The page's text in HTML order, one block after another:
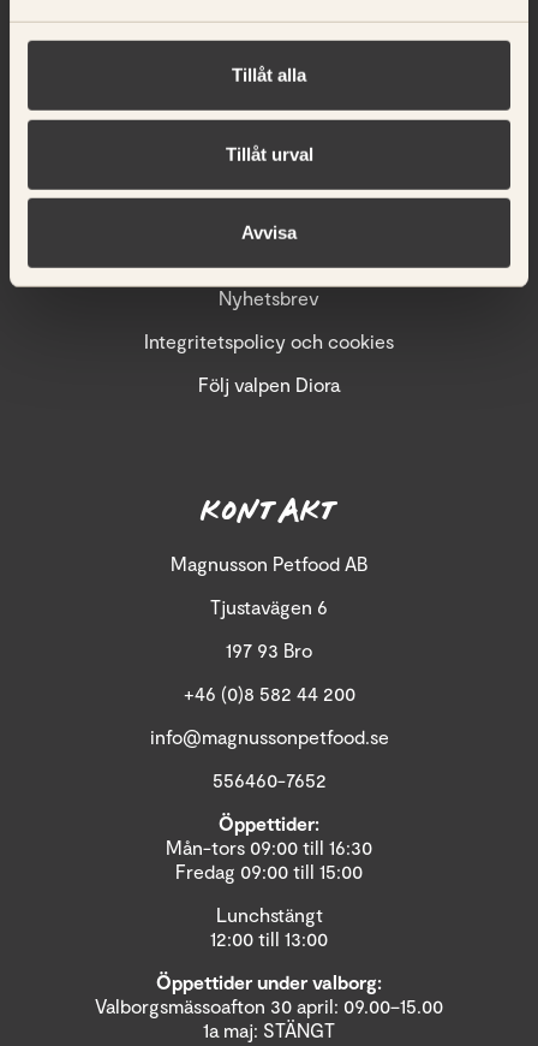
Tillåt alla
Tillåt urval
Avvisa
Om oss
Våra återförsäljare
Kennlar & uppfödare
Nyheter
Nyhetsbrev
Integritetspolicy och cookies
Följ valpen Diora
KONTAKT
Magnusson Petfood AB
Tjustavägen 6
197 93 Bro
+46 (0)8 582 44 200
info@magnussonpetfood.se
556460-7652
Öppettider:
Mån-tors 09:00 till 16:30
Fredag 09:00 till 15:00
Lunchstängt
12:00 till 13:00
Öppettider under valborg:
Valborgsmässoafton 30 april: 09.00–15.00
1a maj: STÄNGT